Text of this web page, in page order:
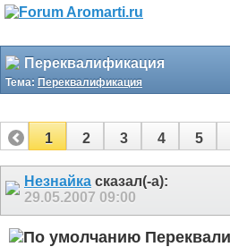
Переквалификация
Тема: Переквалификация
1 2 3 4 5
Незнайка сказал(-а):
29.05.2007 09:00